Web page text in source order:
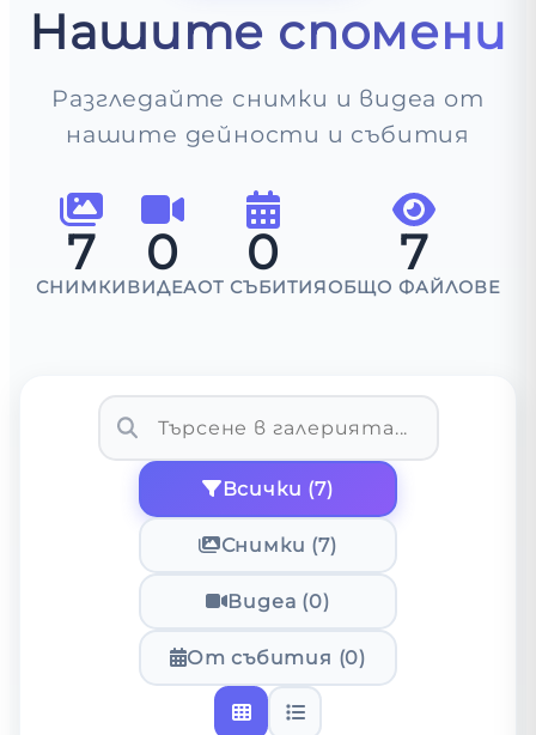
Нашите спомени
Разгледайте снимки и видеа от
нашите дейности и събития
7
СНИМКИ
0
ВИДЕА
0
ОТ СЪБИТИЯ
7
ОБЩО ФАЙЛОВЕ
Всички (7)
Снимки (7)
Видеа (0)
От събития (0)